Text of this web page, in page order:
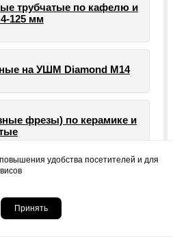
трубчатые по кафелю и
125 мм
на УШМ Diamond М14
фрезы) по керамике и
удобства посетителей и для
Принять